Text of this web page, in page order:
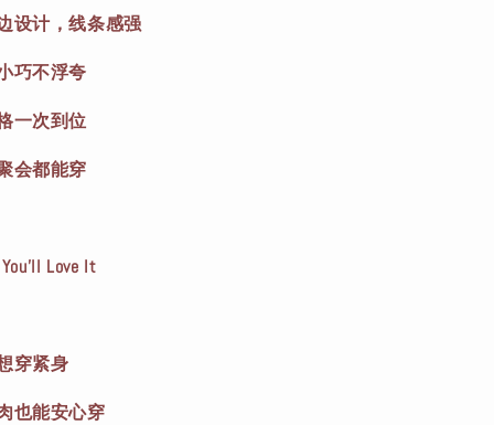
设计，线条感强
巧不浮夸
一次到位
会都能穿
Love It
穿紧身
也能安心穿